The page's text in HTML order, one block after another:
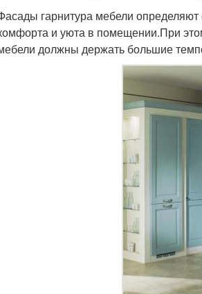
гарнитура мебели определяют
и уюта в помещении.При
должны держать большие